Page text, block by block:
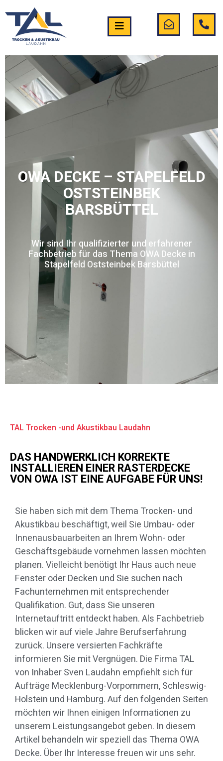
OWA DECKE – STAPELFELD
OSTSTEINBEK
BARSBÜTTEL
Wir sind Ihr qualifizierter und erfahrener
Fachbetrieb für das Thema OWA Decke in
Stapelfeld Oststeinbek Barsbüttel
TAL Trocken -und Akustikbau Laudahn
DAS HANDWERKLICH KORREKTE
INSTALLIEREN EINER RASTERDECKE
VON OWA IST EINE AUFGABE FÜR UNS!
Sie haben sich mit dem Thema Trocken- und
Akustikbau beschäftigt, weil Sie Umbau- oder
Innenausbauarbeiten an Ihrem Wohn- oder
Geschäftsgebäude vornehmen lassen möchten
planen. Vielleicht benötigt Ihr Haus auch neue
Fenster oder Decken und Sie suchen nach
Fachunternehmen mit entsprechender
Qualifikation. Gut, dass Sie unseren
Internetauftritt entdeckt haben. Als Fachbetrieb
blicken wir auf viele Jahre Berufserfahrung
zurück. Unsere versierten Fachkräfte
informieren Sie mit Vergnügen. Die Firma TAL
von Inhaber Sven Laudahn empfiehlt sich für
Aufträge Mecklenburg-Vorpommern, Schleswig-
Holstein und Hamburg. Auf den folgenden Seiten
möchten wir Ihnen einigen Informationen zu
unserem Leistungsangebot geben. In diesem
Artikel behandeln wir speziell das Thema OWA
Decke. Über Ihr Interesse freuen wir uns sehr.